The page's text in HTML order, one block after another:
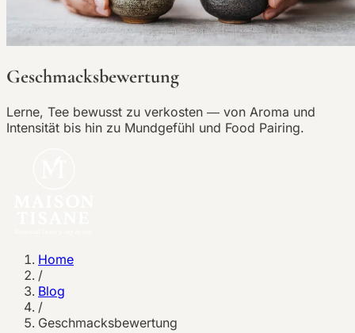
Geschmacksbewertung
Lerne, Tee bewusst zu verkosten — von Aroma und
Intensität bis hin zu Mundgefühl und Food Pairing.
Home
/
Blog
/
Geschmacksbewertung